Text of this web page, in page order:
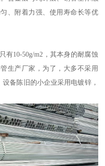
、附着力强、使用寿命长等优
有10-50g/m2，其本身的耐腐蚀
生产厂家，为了，大多不采用
备陈旧的小企业采用电镀锌，